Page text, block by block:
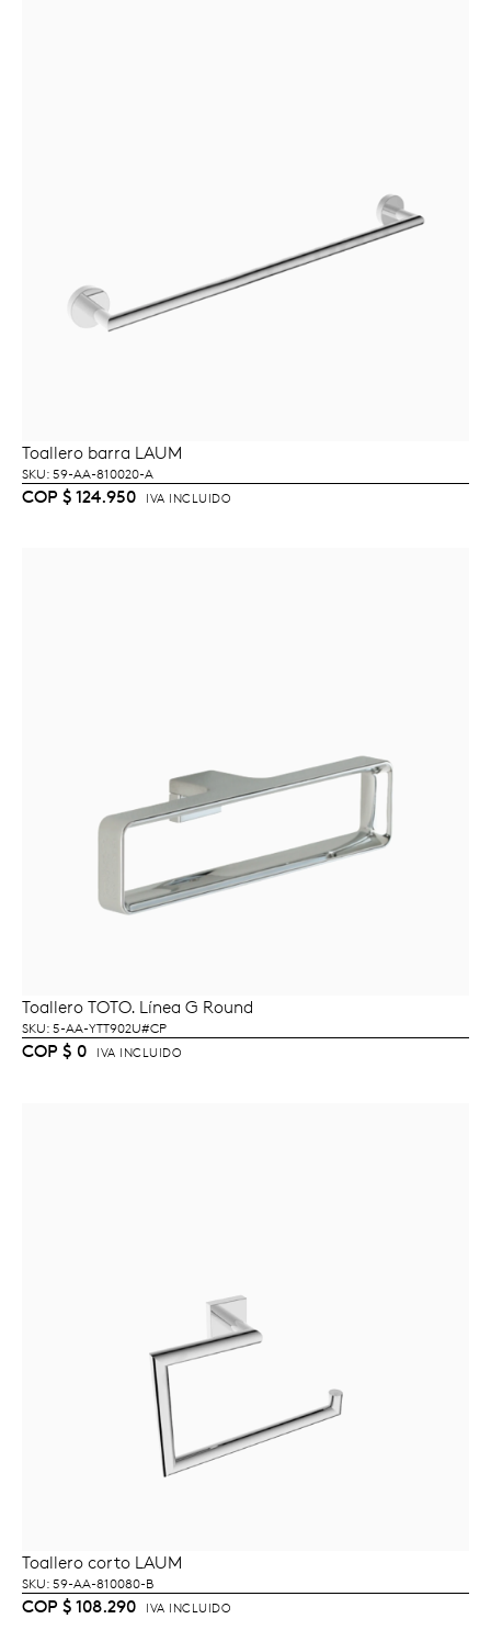
AÑADIR AL CARRITO
Toallero barra LAUM
SKU: 59-AA-810020-A
COP $ 124.950 IVA INCLUIDO
AÑADIR AL CARRITO
Toallero TOTO. Línea G Round
SKU: 5-AA-YTT902U#CP
COP $ 0 IVA INCLUIDO
AÑADIR AL CARRITO
Toallero corto LAUM
SKU: 59-AA-810080-B
COP $ 108.290 IVA INCLUIDO